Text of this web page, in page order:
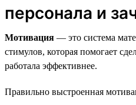
персонала и
Мотивация — это система
стимулов, которая помогает
работала эффективнее.
Правильно выстроенная